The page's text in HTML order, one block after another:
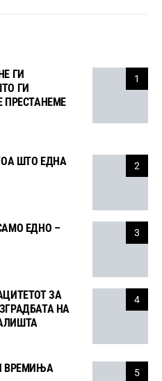
1
ГИ
ГИ
ПРЕСТАНЕМЕ
2
ШТО ЕДНА
3
ЕДНО –
4
ЗА
НА
5
ВРЕМИЊА